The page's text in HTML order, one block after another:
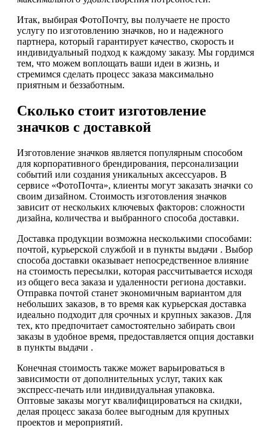
Итак, выбирая ФотоПочту, вы получаете не просто
услугу по изготовлению значков, но и надежного
партнера, который гарантирует качество, скорость и
индивидуальный подход к каждому заказу. Мы гордимся
тем, что можем воплощать ваши идеи в жизнь, и
стремимся сделать процесс заказа максимально
приятным и беззаботным.
Сколько стоит изготовление
значков с доставкой
Изготовление значков является популярным способом
для корпоративного брендирования, персонализации
событий или создания уникальных аксессуаров. В
сервисе «ФотоПочта», клиенты могут заказать значки со
своим дизайном. Стоимость изготовления значков
зависит от нескольких ключевых факторов: сложности
дизайна, количества и выбранного способа доставки.
Доставка продукции возможна несколькими способами:
почтой, курьерской службой и в пункты выдачи . Выбор
способа доставки оказывает непосредственное влияние
на стоимость пересылки, которая рассчитывается исходя
из общего веса заказа и удаленности региона доставки.
Отправка почтой станет экономичным вариантом для
небольших заказов, в то время как курьерская доставка
идеально подходит для срочных и крупных заказов. Для
тех, кто предпочитает самостоятельно забирать свои
заказы в удобное время, предоставляется опция доставки
в пункты выдачи .
Конечная стоимость также может варьироваться в
зависимости от дополнительных услуг, таких как
экспресс-печать или индивидуальная упаковка.
Оптовые заказы могут квалифицироваться на скидки,
делая процесс заказа более выгодным для крупных
проектов и мероприятий.